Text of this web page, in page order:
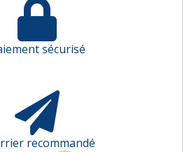
sécurisé
recommandé